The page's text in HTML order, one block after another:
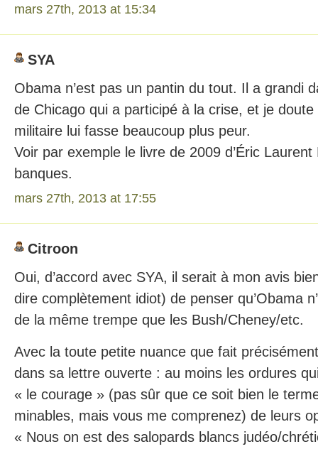
mars 27th, 2013 at 15:34
SYA
Obama n’est pas un pantin du tout. Il a grandi
de Chicago qui a participé à la crise, et je
militaire lui fasse beaucoup plus peur.
Voir par exemple le livre de 2009 d’Éric
banques.
mars 27th, 2013 at 17:55
Citroon
Oui, d’accord avec SYA, il serait à mon avis
dire complètement idiot) de penser qu’Obama
de la même trempe que les Bush/Cheney/etc.
Avec la toute petite nuance que fait
dans sa lettre ouverte : au moins les ordures
« le courage » (pas sûr que ce soit bien le
minables, mais vous me comprenez) de leurs
« Nous on est des salopards blancs judéo/